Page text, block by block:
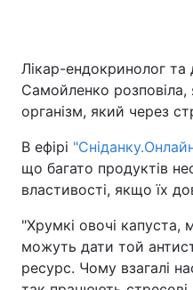
Лікар-ендокринолог та
Самойленко
організм, який через
В ефірі
що багато продуктів
властивості, якщо їх
"Хрумкі овочі капуста,
можуть дати той
ресурс. Чому взагалі